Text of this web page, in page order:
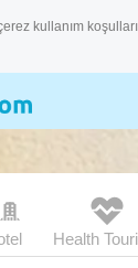
kullanım
Health